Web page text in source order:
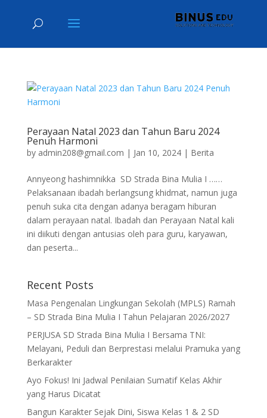
Perayaan Natal 2023 dan Tahun Baru 2024
Penuh Harmoni
by admin208@gmail.com | Jan 10, 2024| Berita
Annyeong hashimnikka SD Strada Bina Mulia I ……
Pelaksanaan ibadah berlangsung khidmat, namun juga
penuh suka cita dengan adanya beragam hiburan
dalam perayaan natal. Ibadah dan Perayaan Natal kali
ini diikuti dengan antusias oleh para guru, karyawan,
dan peserta...
Recent Posts
Masa Pengenalan Lingkungan Sekolah (MPLS) Ramah
– SD Strada Bina Mulia I Tahun Pelajaran 2026/2027
PERJUSA SD Strada Bina Mulia I Bersama TNI:
Melayani, Peduli dan Berprestasi melalui Pramuka yang
Berkarakter
Ayo Fokus! Ini Jadwal Penilaian Sumatif Kelas Akhir
yang Harus Dicatat
Bangun Karakter Sejak Dini, Siswa Kelas 1 & 2 SD